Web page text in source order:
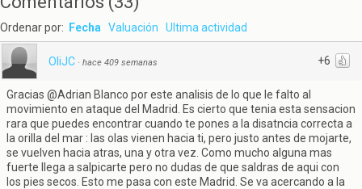
Ordenar por: Fecha Valuación Ultima actividad
+6
OliJC · hace 409 semanas
Gracias @Adrian Blanco por este analisis de lo que le falto al
movimiento en ataque del Madrid. Es cierto que tenia esta sensacion
rara que puedes encontrar cuando te pones a la disatncia correcta a
la orilla del mar : las olas vienen hacia ti, pero justo antes de mojarte,
se vuelven hacia atras, una y otra vez. Como mucho alguna mas
fuerte llega a salpicarte pero no dudas de que saldras de aqui con
los pies secos. Esto me pasa con este Madrid. Se va acercando a la